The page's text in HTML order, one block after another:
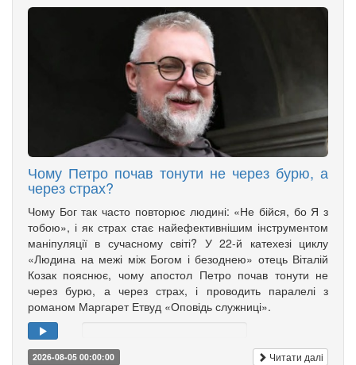
Чому Петро почав тонути не через бурю, а
через страх?
Чому Бог так часто повторює людині: «Не бійся, бо Я з
тобою», і як страх стає найефективнішим інструментом
маніпуляції в сучасному світі? У 22-й катехезі циклу
«Людина на межі між Богом і безоднею» отець Віталій
Козак пояснює, чому апостол Петро почав тонути не
через бурю, а через страх, і проводить паралелі з
романом Маргарет Етвуд «Оповідь служниці».
2026-08-05 00:00:00 Читати далі